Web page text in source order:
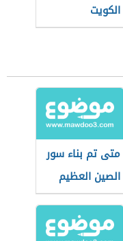
الكويت
متى تم بناء سور
الصين العظيم